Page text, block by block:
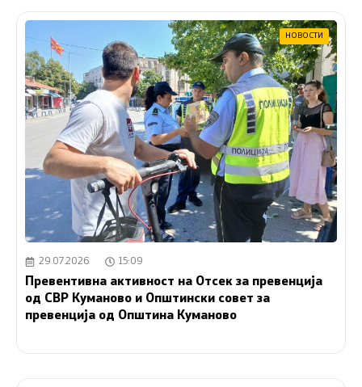
НОВОСТИ
29.07.2026 15:09
Превентивна активност на Отсек за превенција
од СВР Куманово и Општински совет за
превенција од Општина Куманово